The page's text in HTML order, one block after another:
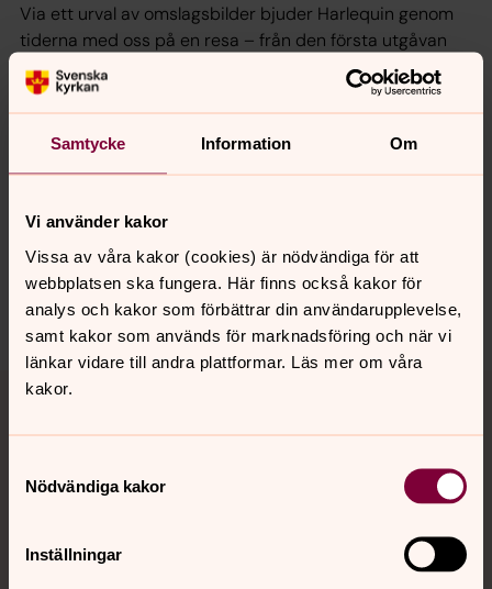
Samtycke Information Om
Vi använder kakor
Vissa av våra kakor (cookies) är nödvändiga för att
webbplatsen ska fungera. Här finns också kakor för
analys och kakor som förbättrar din användarupplevelse,
samt kakor som används för marknadsföring och när vi
länkar vidare till andra plattformar. Läs mer om våra
kakor.
Nödvändiga kakor
Inställningar
Via ett urval av omslagsbilder bjuder Harlequin genom
tiderna med oss på en resa – från den första utgåvan
1979 och fram till idag. Ett Harlequinomslag ska andas
passion och kännetecknas av de klassiska
studiobilderna, oftast med ett kärlekspar i fokus.
Läsaren ska snabbt känna igen en Harlequinroan på
dess omslag, men vad har förändrats över tid?
Senast ändrad 15 augusti 2025
Dela
Tillbaka till toppen
Tillbaka till innehållet
Kontakt
Kalender